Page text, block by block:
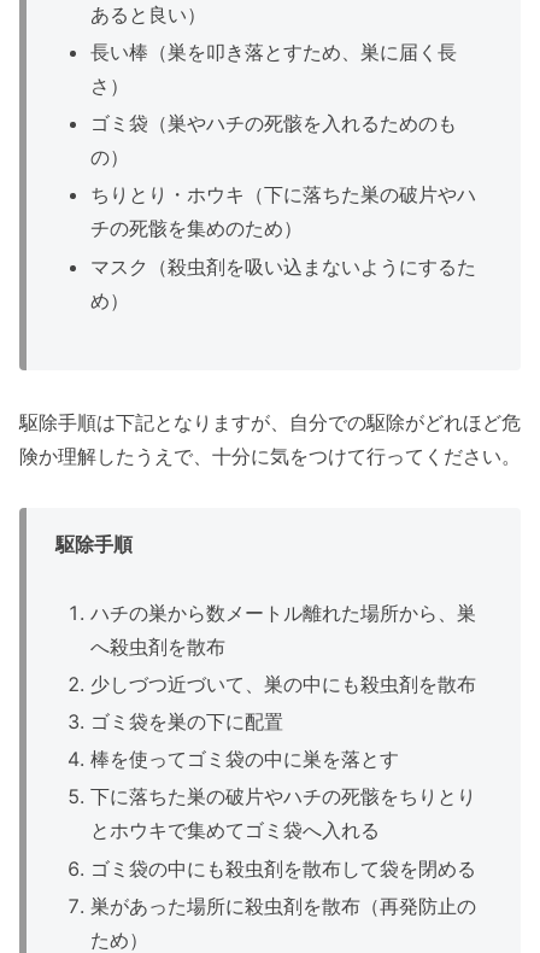
あると良い）
長い棒（巣を叩き落とすため、巣に届く長
さ）
ゴミ袋（巣やハチの死骸を入れるためのも
の）
ちりとり・ホウキ（下に落ちた巣の破片やハ
チの死骸を集めのため）
マスク（殺虫剤を吸い込まないようにするた
め）
駆除手順は下記となりますが、自分での駆除がどれほど危
険か理解したうえで、十分に気をつけて行ってください。
駆除手順
ハチの巣から数メートル離れた場所から、巣
へ殺虫剤を散布
少しづつ近づいて、巣の中にも殺虫剤を散布
ゴミ袋を巣の下に配置
棒を使ってゴミ袋の中に巣を落とす
下に落ちた巣の破片やハチの死骸をちりとり
とホウキで集めてゴミ袋へ入れる
ゴミ袋の中にも殺虫剤を散布して袋を閉める
巣があった場所に殺虫剤を散布（再発防止の
ため）